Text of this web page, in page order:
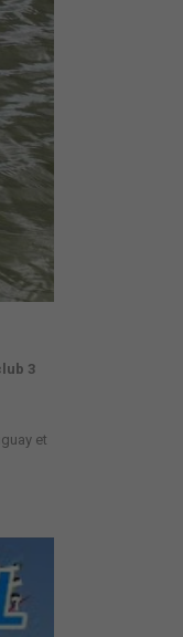
3
et